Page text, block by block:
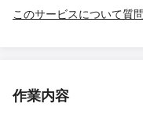
このサービスについて質
作業内容